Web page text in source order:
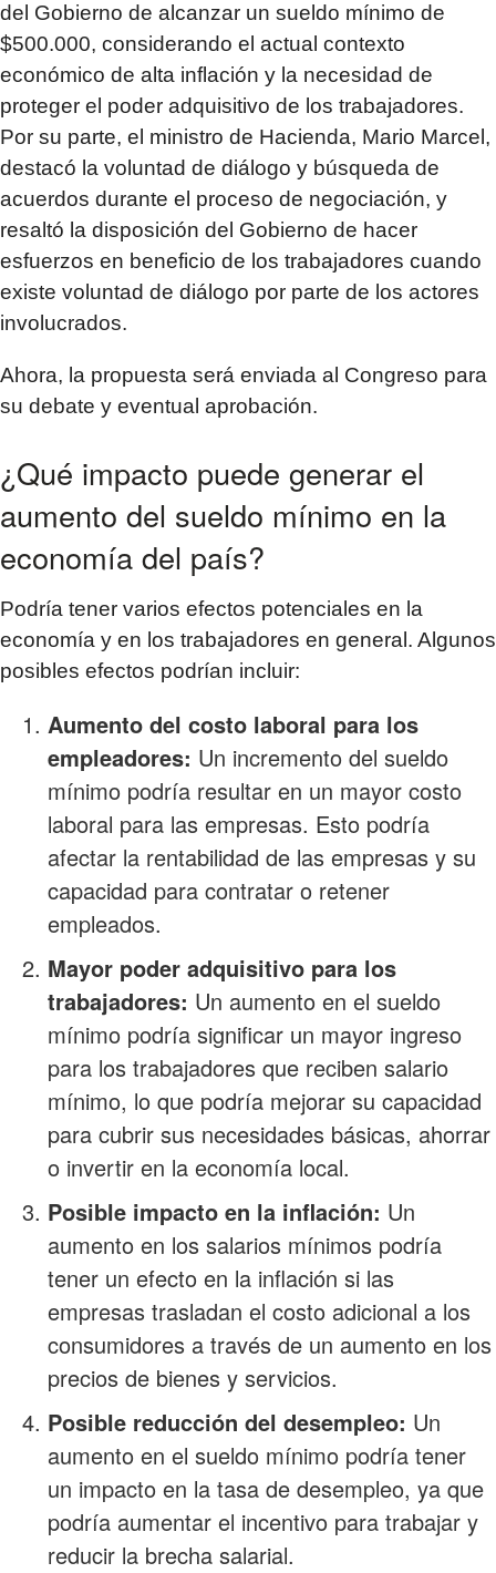
del Gobierno de alcanzar un sueldo mínimo de
$500.000, considerando el actual contexto
económico de alta inflación y la necesidad de
proteger el poder adquisitivo de los trabajadores.
Por su parte, el ministro de Hacienda, Mario Marcel,
destacó la voluntad de diálogo y búsqueda de
acuerdos durante el proceso de negociación, y
resaltó la disposición del Gobierno de hacer
esfuerzos en beneficio de los trabajadores cuando
existe voluntad de diálogo por parte de los actores
involucrados.
Ahora, la propuesta será enviada al Congreso para
su debate y eventual aprobación.
¿Qué impacto puede generar el
aumento del sueldo mínimo en la
economía del país?
Podría tener varios efectos potenciales en la
economía y en los trabajadores en general. Algunos
posibles efectos podrían incluir:
Aumento del costo laboral para los
empleadores: Un incremento del sueldo
mínimo podría resultar en un mayor costo
laboral para las empresas. Esto podría
afectar la rentabilidad de las empresas y su
capacidad para contratar o retener
empleados.
Mayor poder adquisitivo para los
trabajadores: Un aumento en el sueldo
mínimo podría significar un mayor ingreso
para los trabajadores que reciben salario
mínimo, lo que podría mejorar su capacidad
para cubrir sus necesidades básicas, ahorrar
o invertir en la economía local.
Posible impacto en la inflación: Un
aumento en los salarios mínimos podría
tener un efecto en la inflación si las
empresas trasladan el costo adicional a los
consumidores a través de un aumento en los
precios de bienes y servicios.
Posible reducción del desempleo: Un
aumento en el sueldo mínimo podría tener
un impacto en la tasa de desempleo, ya que
podría aumentar el incentivo para trabajar y
reducir la brecha salarial.